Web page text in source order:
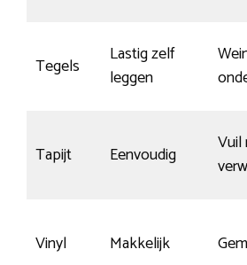
Tegels
Lastig zelf
leggen
Tapijt Eenvoudig
Vuil
Vinyl Makkelijk